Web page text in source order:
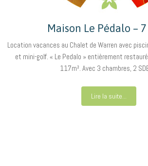
Maison Le Pédalo – 7
Location vacances au Chalet de Warren avec
et mini-golf. « Le Pedalo » entièrement
117m². Avec 3 chambres, 2
Lire la suite...